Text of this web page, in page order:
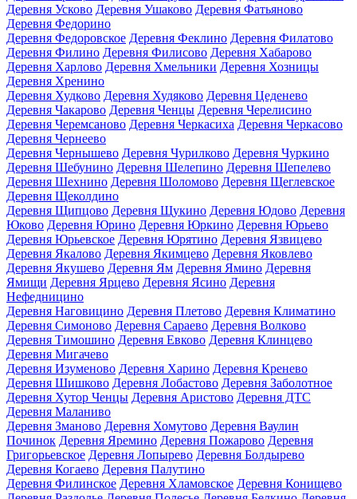
Деревня Усково Деревня Ушаково Деревня Фатьяново
Деревня Федорино
Деревня Федоровское Деревня Феклино Деревня Филатово
Деревня Филино Деревня Филисово Деревня Хабарово
Деревня Харлово Деревня Хмельники Деревня Хозницы
Деревня Хренино
Деревня Худково Деревня Худяково Деревня Цеденево
Деревня Чакарово Деревня Ченцы Деревня Черелисино
Деревня Черемсаново Деревня Черкасиха Деревня Черкасово
Деревня Чернеево
Деревня Чернышево Деревня Чурилково Деревня Чуркино
Деревня Шебунино Деревня Шелепино Деревня Шепелево
Деревня Шехнино Деревня Шоломово Деревня Щеглевское
Деревня Щеколдино
Деревня Щипцово Деревня Щукино Деревня Юдово Деревня
Юково Деревня Юрино Деревня Юркино Деревня Юрьево
Деревня Юрьевское Деревня Юрятино Деревня Язвицево
Деревня Якалово Деревня Якимцево Деревня Яковлево
Деревня Якушево Деревня Ям Деревня Ямино Деревня
Ямищи Деревня Ярцево Деревня Ясино Деревня
Нефедницино
Деревня Наговицино Деревня Плетово Деревня Климатино
Деревня Симоново Деревня Сараево Деревня Волково
Деревня Тимошино Деревня Евково Деревня Клинцево
Деревня Мигачево
Деревня Изуменово Деревня Харино Деревня Кренево
Деревня Шишково Деревня Лобастово Деревня Заболотное
Деревня Хутор Ченцы Деревня Аристово Деревня ДТС
Деревня Маланиво
Деревня Зманово Деревня Хомутово Деревня Ваулин
Починок Деревня Яремино Деревня Пожарово Деревня
Григорьевское Деревня Лопырево Деревня Болдырево
Деревня Когаево Деревня Палутино
Деревня Филинское Деревня Хламовское Деревня Конищево